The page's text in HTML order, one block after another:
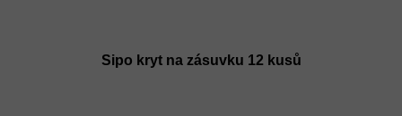
Sipo kryt na zásuvku 12 kusů